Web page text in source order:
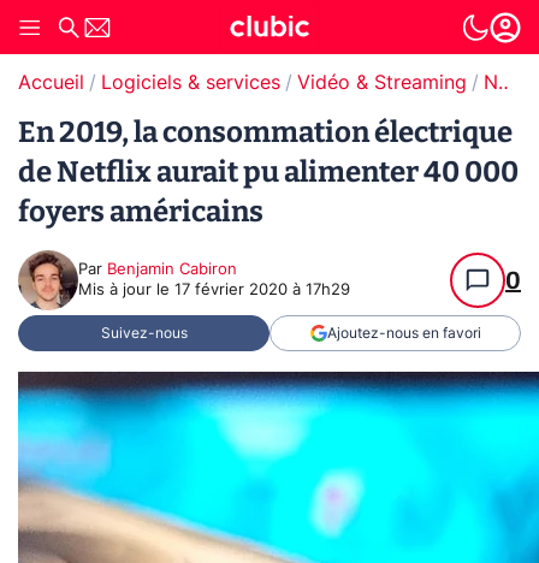
Accueil Logiciels & services Vidéo & Streaming Netflix
En 2019, la consommation électrique
de Netflix aurait pu alimenter 40 000
foyers américains
Par Benjamin Cabiron
Mis à jour le 17 février 2020 à 17h29 0
Suivez-nous Ajoutez-nous en favori